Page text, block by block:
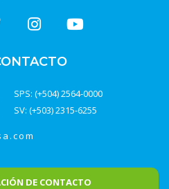
SPS: (+504) 2564-0000
SV: (+503) 2315-6255
DE CONTACTO